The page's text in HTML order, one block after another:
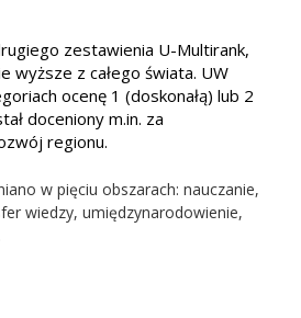
zestawienia U-Multirank,
wyższe z całego świata. UW
ocenę 1 (doskonałą) lub 2
doceniony m.in. za
regionu.
w pięciu obszarach: nauczanie,
wiedzy, umiędzynarodowienie,